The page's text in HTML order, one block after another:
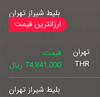
بلیط شیراز تهران
تهران
THR
قیمت:
74,841,000 ریال
بلیط شیراز تهران